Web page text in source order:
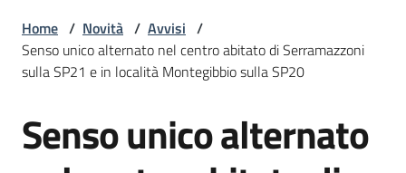
sulla
Secchia
Amministrazione
Home / Novità / Avvisi /
Senso unico alternato nel centro abitato di Serramazzoni
sulla SP21 e in località Montegibbio sulla SP20
Salta al contenuto
Senso unico alternato